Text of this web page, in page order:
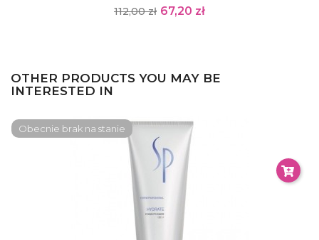
112,00 zł 67,20 zł
OTHER PRODUCTS YOU MAY BE
INTERESTED IN
Obecnie brak na stanie